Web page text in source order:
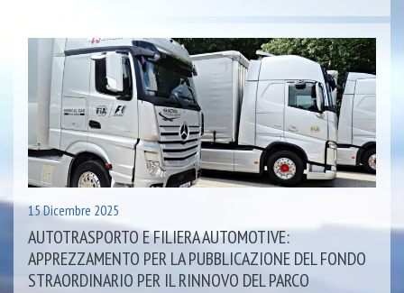
15 Dicembre 2025
AUTOTRASPORTO E FILIERA AUTOMOTIVE:
APPREZZAMENTO PER LA PUBBLICAZIONE DEL FONDO
STRAORDINARIO PER IL RINNOVO DEL PARCO